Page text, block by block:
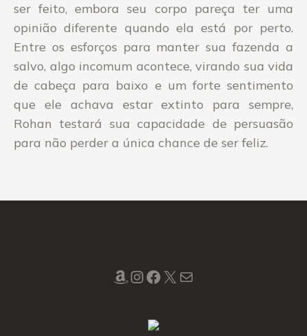
ser feito, embora seu corpo pareça ter uma
opinião diferente quando ela está por perto.
Entre os esforços para manter sua fazenda a
salvo, algo incomum acontece, virando sua vida
de cabeça para baixo e um forte sentimento
que ele achava estar extinto para sempre,
Rohan testará sua capacidade de persuasão
para não perder a única chance de ser feliz.
Amazon
Instagram
Facebook
X Mail